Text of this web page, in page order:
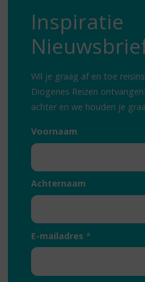
Inspiratie
Wil je graag af en toe
Diogenes Reizen
achter en we houden je
Voornaam
Achternaam
E-mailadres *